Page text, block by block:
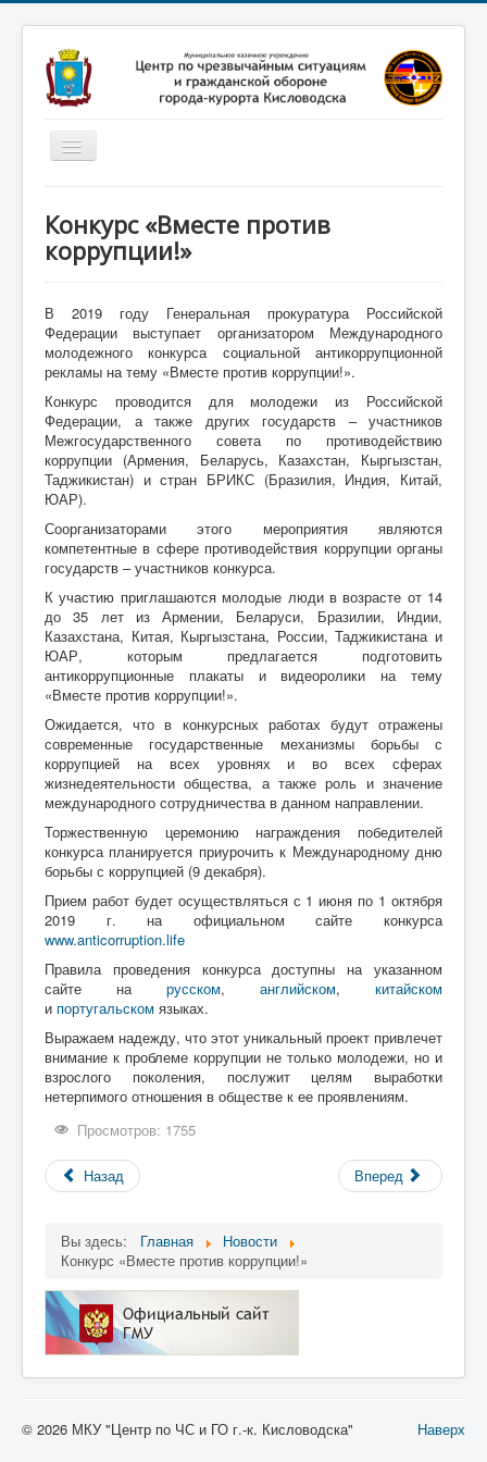
Включить/
выключить
Новости
Обучение населения
Профилактика терроризма
Фотоматериалы
О нас
Конкурс «Вместе против
коррупции!»
В 2019 году Генеральная прокуратура Российской
Федерации выступает организатором Международного
молодежного конкурса социальной антикоррупционной
рекламы на тему «Вместе против коррупции!».
Конкурс проводится для молодежи из Российской
Федерации, а также других государств – участников
Межгосударственного совета по противодействию
коррупции (Армения, Беларусь, Казахстан, Кыргызстан,
Таджикистан) и стран БРИКС (Бразилия, Индия, Китай,
ЮАР).
Соорганизаторами этого мероприятия являются
компетентные в сфере противодействия коррупции органы
государств – участников конкурса.
К участию приглашаются молодые люди в возрасте от 14
до 35 лет из Армении, Беларуси, Бразилии, Индии,
Казахстана, Китая, Кыргызстана, России, Таджикистана и
ЮАР, которым предлагается подготовить
антикоррупционные плакаты и видеоролики на тему
«Вместе против коррупции!».
Ожидается, что в конкурсных работах будут отражены
современные государственные механизмы борьбы с
коррупцией на всех уровнях и во всех сферах
жизнедеятельности общества, а также роль и значение
международного сотрудничества в данном направлении.
Торжественную церемонию награждения победителей
конкурса планируется приурочить к Международному дню
борьбы с коррупцией (9 декабря).
Прием работ будет осуществляться с 1 июня по 1 октября
2019 г. на официальном сайте конкурса
www.anticorruption.life
Правила проведения конкурса доступны на указанном
сайте на русском, английском, китайском
и португальском языках.
Выражаем надежду, что этот уникальный проект привлечет
внимание к проблеме коррупции не только молодежи, но и
взрослого поколения, послужит целям выработки
нетерпимого отношения в обществе к ее проявлениям.
Просмотров: 1755
Назад Вперед
Вы здесь: Главная
Новости
Конкурс «Вместе против коррупции!»
Наверх
© 2026 МКУ "Центр по ЧС и ГО г.-к. Кисловодска"